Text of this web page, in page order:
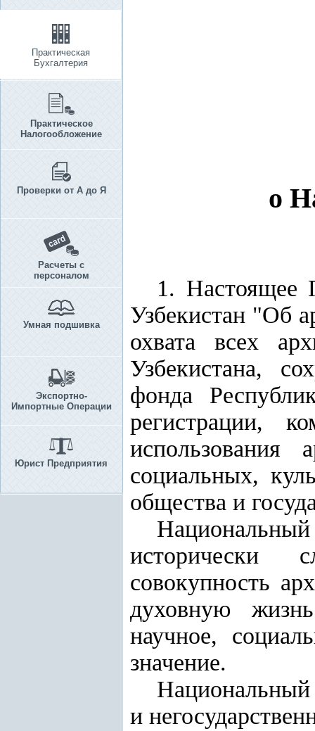
Практическая
Бухгалтерия
Практическое
Налогообложение
Проверки от А до Я
Расчеты с
персоналом
Умная подшивка
Экспортно-
Импортные Операции
Юрист Предприятия
о
1. Настоящее
Узбекистан "Об
охвата всех
Узбекистана,
фонда
регистрации,
использования
социальных,
общества и
исторически
совокупность
духовную
научное,
значение.
Национальный
и